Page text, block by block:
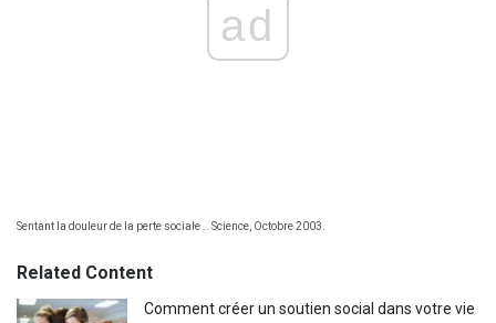
ad
Sentant la douleur de la perte sociale .. Science, Octobre 2003.
Related Content
Comment créer un soutien social dans votre vie